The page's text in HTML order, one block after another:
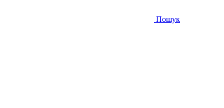
Пошук